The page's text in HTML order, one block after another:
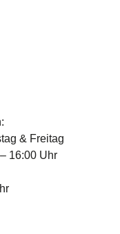
& Freitag
16:00 Uhr